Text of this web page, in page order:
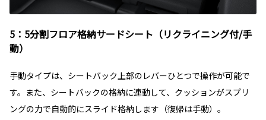
5：5分割フロア格納サードシート（リクライニング付/手
動）
手動タイプは、シートバック上部のレバーひとつで操作が可能で
す。また、シートバックの格納に連動して、クッションがスプリ
ングの力で自動的にスライド格納します（復帰は手動）。